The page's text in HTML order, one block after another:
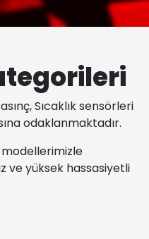
Sıcaklık sensörleri
odaklanmaktadır.
modellerimizle
ve yüksek hassasiyetli